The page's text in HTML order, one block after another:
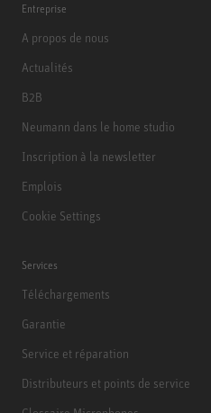
Entreprise
A propos de nous
Actualités
B2B
Neumann dans le home studio
Inscription à la newsletter
Emplois
Cookie Settings
Services
Téléchargements
Garantie
Service et réparation
Distributeurs et points de service